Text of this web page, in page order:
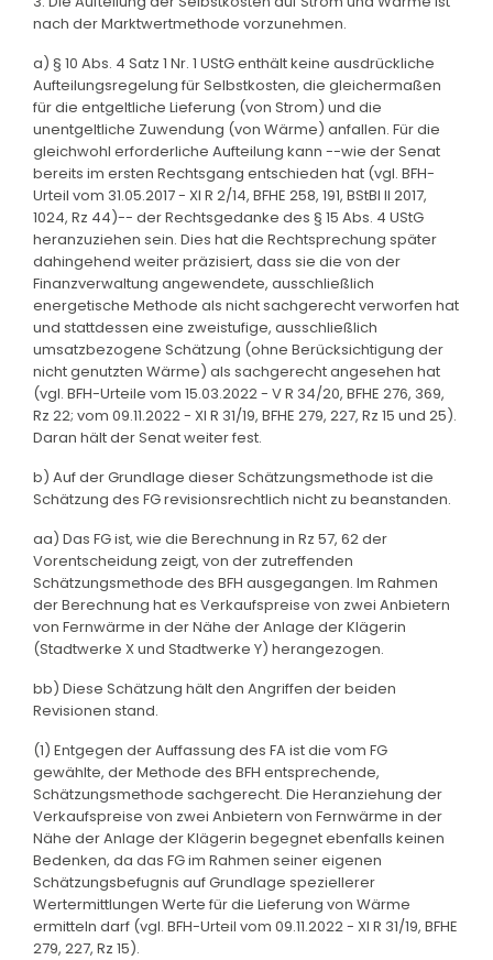
nach der Marktwertmethode vorzunehmen.
a) § 10 Abs. 4 Satz 1 Nr. 1 UStG enthält keine ausdrückliche
Aufteilungsregelung für Selbstkosten, die gleichermaßen
für die entgeltliche Lieferung (von Strom) und die
unentgeltliche Zuwendung (von Wärme) anfallen. Für die
gleichwohl erforderliche Aufteilung kann --wie der Senat
bereits im ersten Rechtsgang entschieden hat (vgl. BFH-
Urteil vom 31.05.2017 - XI R 2/14, BFHE 258, 191, BStBl II 2017,
1024, Rz 44)-- der Rechtsgedanke des § 15 Abs. 4 UStG
heranzuziehen sein. Dies hat die Rechtsprechung später
dahingehend weiter präzisiert, dass sie die von der
Finanzverwaltung angewendete, ausschließlich
energetische Methode als nicht sachgerecht verworfen hat
und stattdessen eine zweistufige, ausschließlich
umsatzbezogene Schätzung (ohne Berücksichtigung der
nicht genutzten Wärme) als sachgerecht angesehen hat
(vgl. BFH-Urteile vom 15.03.2022 - V R 34/20, BFHE 276, 369,
Rz 22; vom 09.11.2022 - XI R 31/19, BFHE 279, 227, Rz 15 und 25).
Daran hält der Senat weiter fest.
b) Auf der Grundlage dieser Schätzungsmethode ist die
Schätzung des FG revisionsrechtlich nicht zu beanstanden.
aa) Das FG ist, wie die Berechnung in Rz 57, 62 der
Vorentscheidung zeigt, von der zutreffenden
Schätzungsmethode des BFH ausgegangen. Im Rahmen
der Berechnung hat es Verkaufspreise von zwei Anbietern
von Fernwärme in der Nähe der Anlage der Klägerin
(Stadtwerke X und Stadtwerke Y) herangezogen.
bb) Diese Schätzung hält den Angriffen der beiden
Revisionen stand.
(1) Entgegen der Auffassung des FA ist die vom FG
gewählte, der Methode des BFH entsprechende,
Schätzungsmethode sachgerecht. Die Heranziehung der
Verkaufspreise von zwei Anbietern von Fernwärme in der
Nähe der Anlage der Klägerin begegnet ebenfalls keinen
Bedenken, da das FG im Rahmen seiner eigenen
Schätzungsbefugnis auf Grundlage speziellerer
Wertermittlungen Werte für die Lieferung von Wärme
ermitteln darf (vgl. BFH-Urteil vom 09.11.2022 - XI R 31/19, BFHE
279, 227, Rz 15).